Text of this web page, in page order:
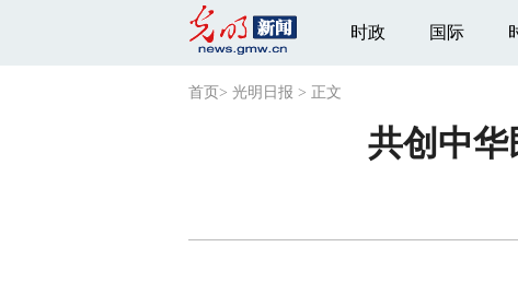
时政 国际
首页 > 光明日报 > 正文
共创中